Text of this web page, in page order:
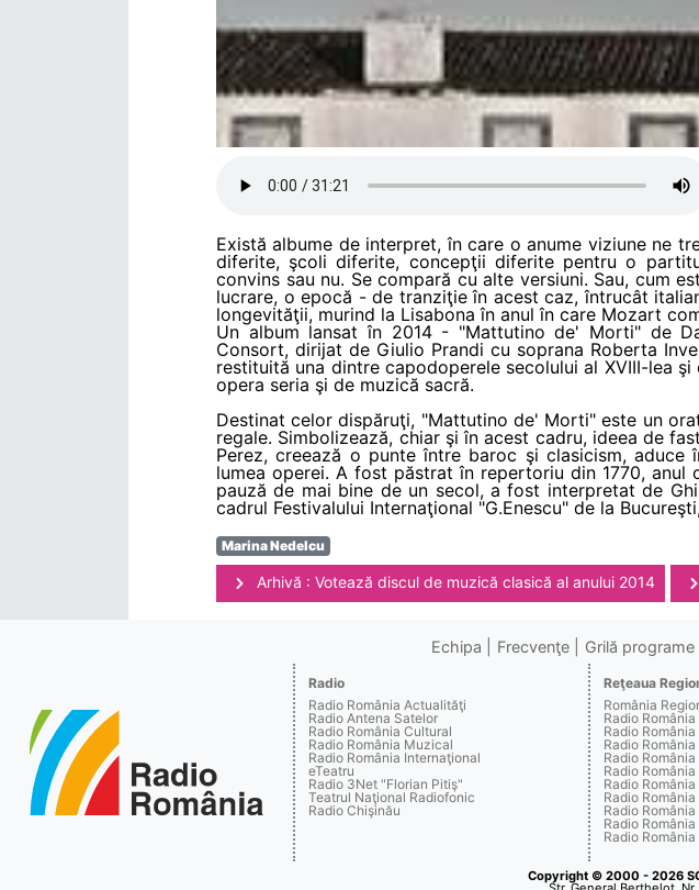
Există albume de interpret, în care o anume viziune ne
diferite, şcoli diferite, concepţii diferite pentru o
convins sau nu. Se compară cu alte versiuni. Sau, cum
lucrare, o epocă - de tranziţie în acest caz, întrucât
longevităţii, murind la Lisabona în anul în care Mozart
Un album lansat în 2014 - "Mattutino de' Morti" de
Consort, dirijat de Giulio Prandi cu soprana Roberta
restituită una dintre capodoperele secolului al XVIII-lea
opera seria şi de muzică sacră.
Destinat celor dispăruţi, "Mattutino de' Morti" este un
regale. Simbolizează, chiar şi în acest cadru, ideea de
Perez, creează o punte între baroc şi clasicism,
lumea operei. A fost păstrat în repertoriu din 1770,
pauză de mai bine de un secol, a fost interpretat de
cadrul Festivalului Internaţional "G.Enescu" de la
Marina Nedelcu
Arhivă : Votează discul de muzică clasică al anului 2014
Echipa Frecvenţe Grilă programe
Radio
Radio România Actualităţi
Radio Antena Satelor
Radio România Cultural
Radio România Muzical
Radio România Internaţional
eTeatru
Radio 3Net "Florian Pitiş"
Teatrul Naţional Radiofonic
Radio Chişinău
Reţeaua
România
Radio
Radio
Radio
Radio
Radio
Radio
Radio România
Radio România
Radio
Radio
Copyright © 2000 - 2026